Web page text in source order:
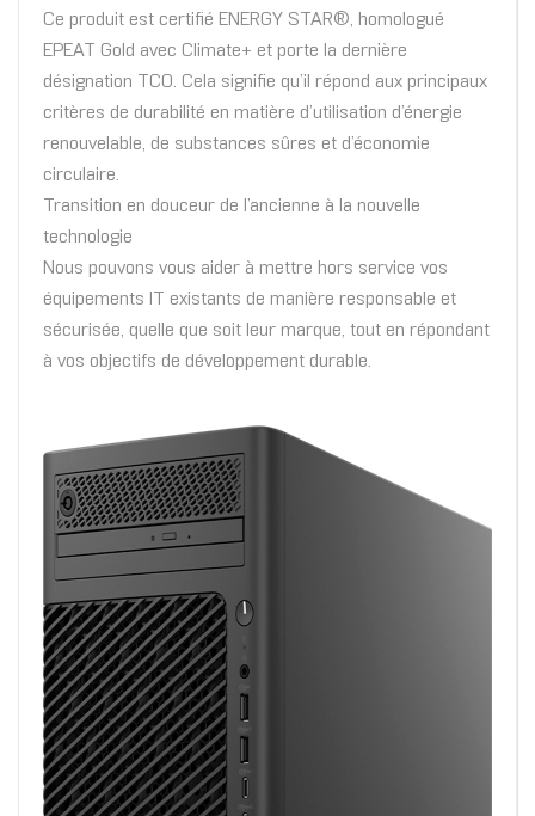
Ce produit est certifié ENERGY STAR®, homologué
EPEAT Gold avec Climate+ et porte la dernière
désignation TCO. Cela signifie qu’il répond aux principaux
critères de durabilité en matière d’utilisation d’énergie
renouvelable, de substances sûres et d’économie
circulaire.
Transition en douceur de l’ancienne à la nouvelle
technologie
Nous pouvons vous aider à mettre hors service vos
équipements IT existants de manière responsable et
sécurisée, quelle que soit leur marque, tout en répondant
à vos objectifs de développement durable.